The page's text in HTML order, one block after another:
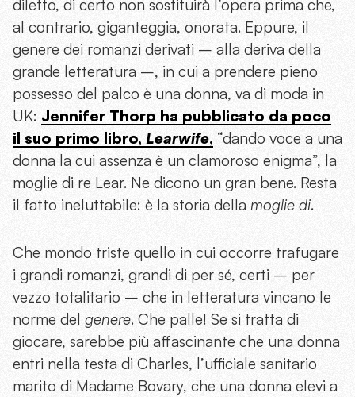
diletto, di certo non sostituirà l’opera prima che,
al contrario, giganteggia, onorata. Eppure, il
genere dei romanzi derivati – alla deriva della
grande letteratura –, in cui a prendere pieno
possesso del palco è una donna, va di moda in
UK: Jennifer Thorp ha pubblicato da poco
il suo primo libro, Learwife, “dando voce a una
donna la cui assenza è un clamoroso enigma”, la
moglie di re Lear. Ne dicono un gran bene. Resta
il fatto ineluttabile: è la storia della moglie di.
Che mondo triste quello in cui occorre trafugare
i grandi romanzi, grandi di per sé, certi – per
vezzo totalitario – che in letteratura vincano le
norme del genere. Che palle! Se si tratta di
giocare, sarebbe più affascinante che una donna
entri nella testa di Charles, l’ufficiale sanitario
marito di Madame Bovary, che una donna elevi a